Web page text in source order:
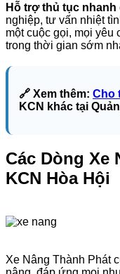
Hỗ trợ thủ tục nhanh
nghiệp, tư vấn nhiệt
một cuộc gọi, mọi yêu
trong thời gian sớm
🔗 Xem thêm: Cho
KCN khác tại
Các Dòng Xe
KCN Hòa Hội
Xe Nâng Thành Phát